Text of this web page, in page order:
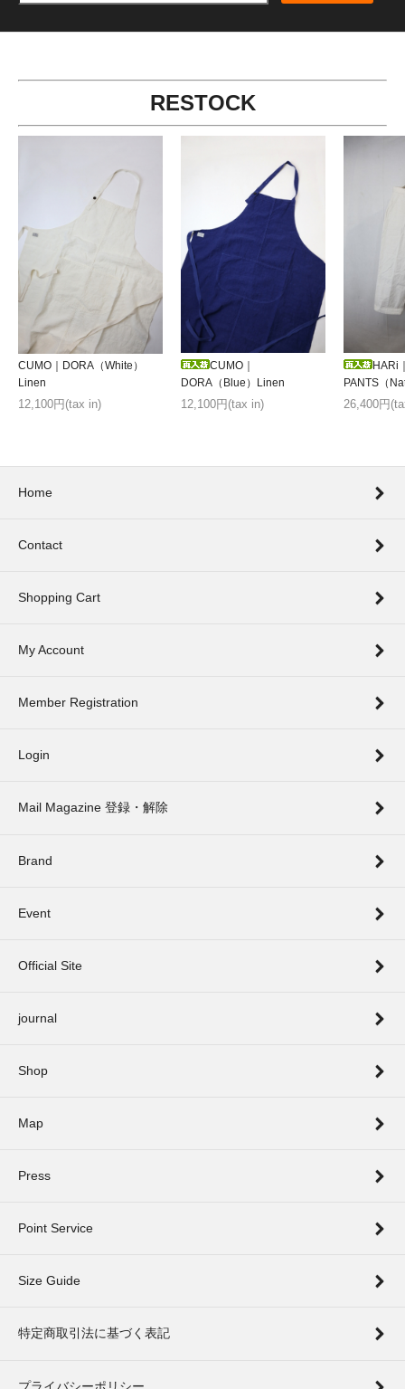
RESTOCK
CUMO｜DORA（White）
Linen
12,100円(tax in)
CUMO｜
DORA（Blue）Linen
12,100円(tax in)
HARi
PANTS（
26,400円
Home
Contact
Shopping Cart
My Account
Member Registration
Login
Mail Magazine 登録・解除
Brand
Event
Official Site
journal
Shop
Map
Press
Point Service
Size Guide
特定商取引法に基づく表記